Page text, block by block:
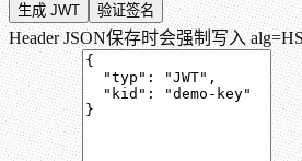
生成 JWT 验证签名
Header JSON保存时会强制写入